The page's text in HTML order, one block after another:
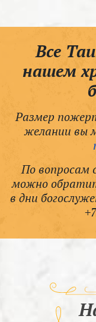
Все
нашем
Размер
желании вы
По вопросам
можно
в дни